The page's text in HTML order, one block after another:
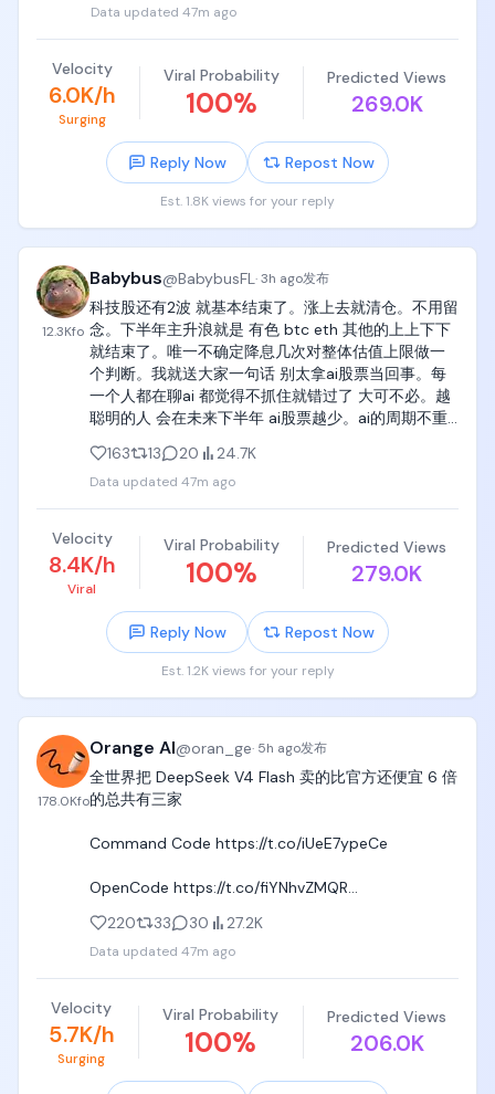
谷歌周三盘中最深跌5%。
Data updated 47m ago
Velocity
6.0K/h
Surging
Viral Probability
100%
Predicted Views
269.0K
Reply Now Repost Now
Est. 1.8K views for your reply
12.3Kfo
Babybus@BabybusFL·3h ago发布
科技股还有2波 就基本结束了。涨上去就清仓。不用留
念。下半年主升浪就是 有色 btc eth 其他的上上下下
就结束了。唯一不确定降息几次对整体估值上限做一
个判断。我就送大家一句话 别太拿ai股票当回事。每
一个人都在聊ai 都觉得不抓住就错过了 大可不必。越
聪明的人 会在未来下半年 ai股票越少。ai的周期不重
买车都需要加钱  如果都失业 不能信贷 债务问题频发
ai再厉害也没用 我都吃不上饭了 gpt摁烂了你也是再
搜索如何少花钱。
163 13 20 24.7K
Data updated 47m ago
Velocity
8.4K/h
Viral
Viral Probability
100%
Predicted Views
279.0K
Reply Now Repost Now
Est. 1.2K views for your reply
178.0Kfo
Orange AI@oran_ge· 5h ago发布
全世界把 DeepSeek V4 Flash 卖的比官方还便宜 6 倍
的总共有三家
Command Code https://t.co/iUeE7ypeCe
OpenCode https://t.co/fiYNhvZMQR
Cola https://t.co/xr4nDGp5Z1
这个价格的模型套餐使用体验是这样的：用不完，根
本用不完 https://t.co/uqWwveyvIC
220 33 30 27.2K
Data updated 47m ago
Velocity
5.7K/h
Surging
Viral Probability
100%
Predicted Views
206.0K